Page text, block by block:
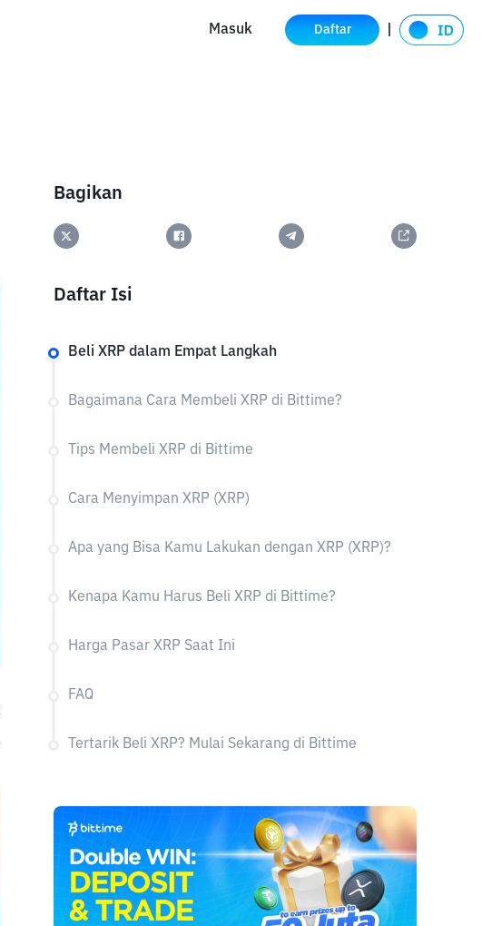
Masuk Daftar
Bagikan
Daftar Isi
Beli XRP dalam Empat Langkah
Bagaimana Cara Membeli XRP di Bittime?
Tips Membeli XRP di Bittime
Cara Menyimpan XRP (XRP)
Apa yang Bisa Kamu Lakukan dengan XRP (XRP)?
Kenapa Kamu Harus Beli XRP di Bittime?
Harga Pasar XRP Saat Ini
FAQ
Tertarik Beli XRP? Mulai Sekarang di Bittime